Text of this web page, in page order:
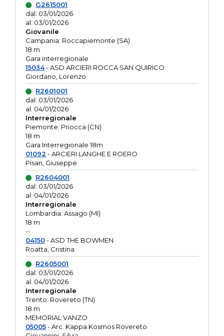
G2615001
dal: 03/01/2026
al: 03/01/2026
Giovanile
Campania: Roccapiemonte (SA)
18 m
Gara interregionale
15034- ASD ARCIERI ROCCA SAN QUIRICO
Giordano, Lorenzo
R2601001
dal: 03/01/2026
al: 04/01/2026
Interregionale
Piemonte: Priocca (CN)
18 m
Gara Interregionale 18m
01092 - ARCIERI LANGHE E ROERO
Pisan, Giuseppe
R2604001
dal: 03/01/2026
al: 04/01/2026
Interregionale
Lombardia: Assago (MI)
18 m
--
04150- ASD THE BOWMEN
Roatta, Cristina
R2605001
dal: 03/01/2026
al: 04/01/2026
Interregionale
Trento: Rovereto (TN)
18 m
MEMORIAL VANZO
05005- Arc. Kappa Kosmos Rovereto